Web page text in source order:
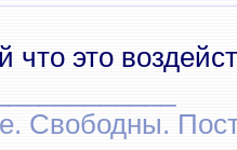
что это
Свободны.